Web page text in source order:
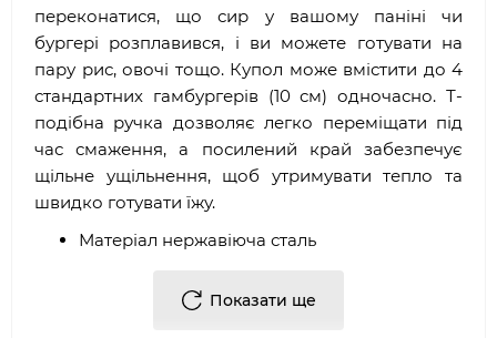
переконатися, що сир у вашому паніні чи
бургері розплавився, і ви можете готувати на
пару рис, овочі тощо. Купол може вмістити до 4
стандартних гамбургерів (10 см) одночасно. Т-
подібна ручка дозволяє легко переміщати під
час смаження, а посилений край забезпечує
щільне ущільнення, щоб утримувати тепло та
швидко готувати їжу.
Матеріал нержавіюча сталь
Показати ще